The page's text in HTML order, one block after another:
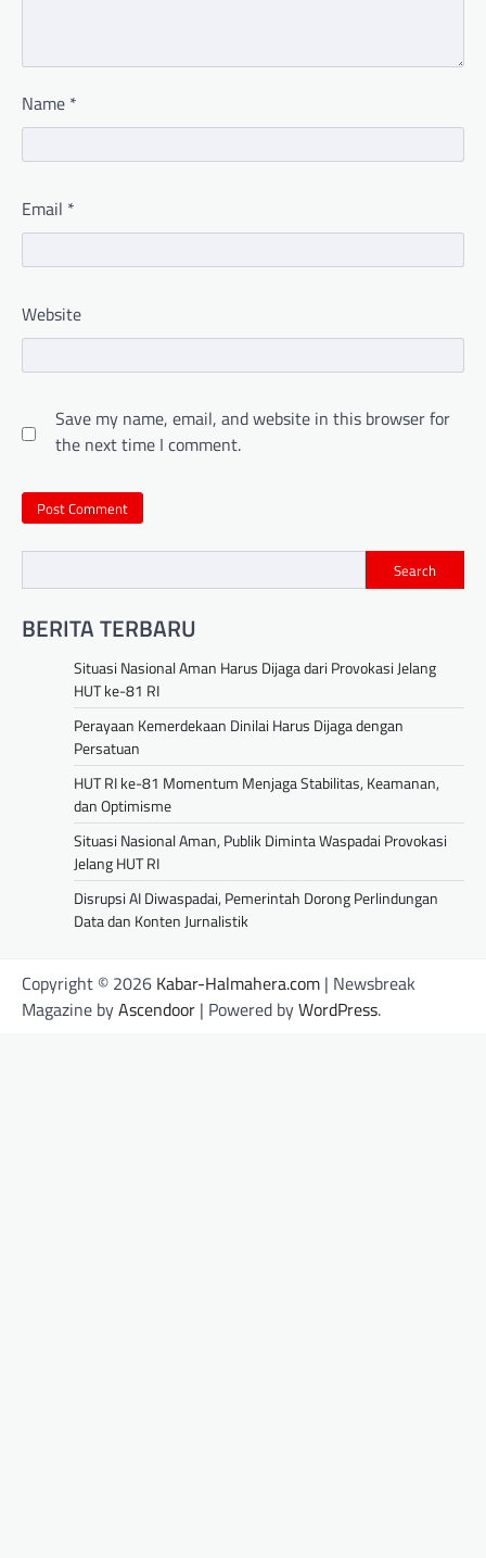
Name *
Email *
Website
Save my name, email, and website in this browser for
the next time I comment.
Search
BERITA TERBARU
Situasi Nasional Aman Harus Dijaga dari Provokasi Jelang
HUT ke-81 RI
Perayaan Kemerdekaan Dinilai Harus Dijaga dengan
Persatuan
HUT RI ke-81 Momentum Menjaga Stabilitas, Keamanan,
dan Optimisme
Situasi Nasional Aman, Publik Diminta Waspadai Provokasi
Jelang HUT RI
Disrupsi AI Diwaspadai, Pemerintah Dorong Perlindungan
Data dan Konten Jurnalistik
Copyright © 2026 Kabar-Halmahera.com | Newsbreak
Magazine byAscendoor | Powered byWordPress.